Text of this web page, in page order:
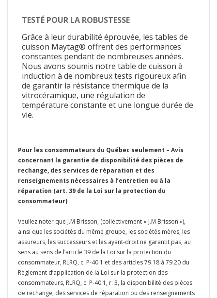
TESTÉ POUR LA ROBUSTESSE
Grâce à leur durabilité éprouvée, les tables de
cuisson Maytag® offrent des performances
constantes pendant de nombreuses années.
Nous avons soumis notre table de cuisson à
induction à de nombreux tests rigoureux afin
de garantir la résistance thermique de la
vitrocéramique, une régulation de
température constante et une longue durée de
vie.
Pour les consommateurs du Québec seulement – Avis
concernant la garantie de disponibilité des pièces de
rechange, des services de réparation et des
renseignements nécessaires à l’entretien ou à la
réparation (art. 39 de la Loi sur la protection du
consommateur)
Veullez noter que J.M Brisson, (collectivement « J.M Brisson »),
ainsi que les sociétés du même groupe, les sociétés mères, les
assureurs, les successeurs et les ayant-droit ne garantit pas, au
sens au sens de l’article 39 de la Loi sur la protection du
consommateur, RLRQ, c. P-40.1 et des articles 79.18 à 79.20 du
Règlement d’application de la Loi sur la protection des
consommateurs, RLRQ, c. P-40.1, r. 3, la disponibilité des pièces
de rechange, des services de réparation ou des renseignements